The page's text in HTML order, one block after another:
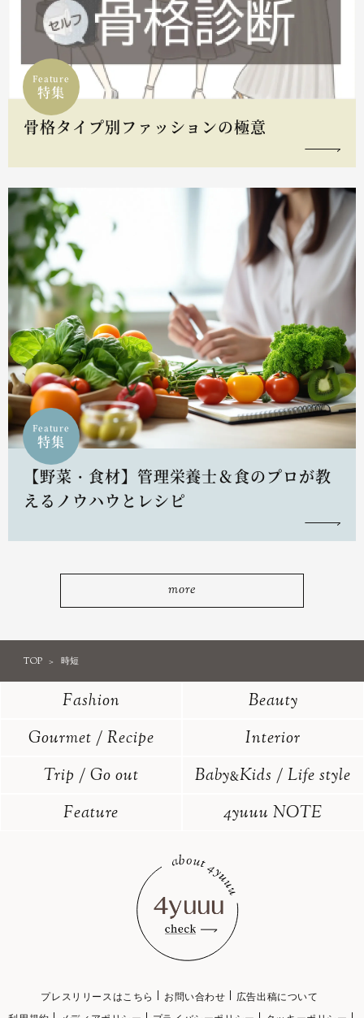
Feature
特集
骨格タイプ別ファッションの極意
Feature
特集
【野菜・食材】管理栄養士＆食のプロが教
えるノウハウとレシピ
more
TOP 時短
Fashion
Beauty
Gourmet / Recipe
Interior
Trip / Go out
Baby&Kids / Life style
Feature
4yuuu NOTE
プレスリリースはこちら お問い合わせ
広告出稿について